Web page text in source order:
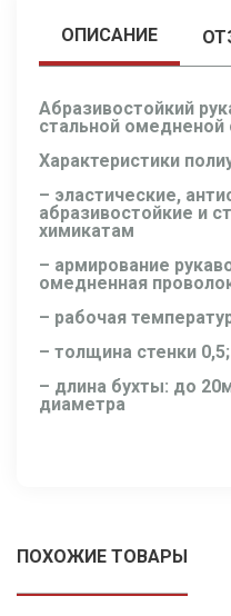
ОПИСАНИЕ
Абразивостойкий
стальной омедненой
Характеристики
– эластические,
абразивостойкие и
химикатам
– армирование
омедненная
– рабочая
– толщина стенки
– длина бухты: до
диаметра
ПОХОЖИЕ ТОВАРЫ